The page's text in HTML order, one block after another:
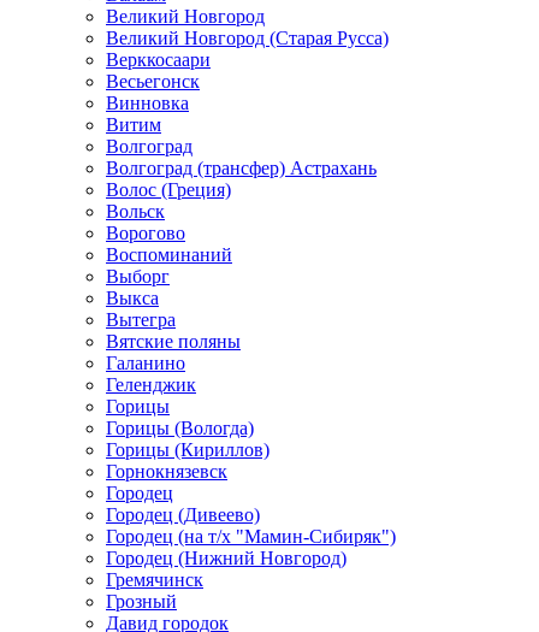
Великий Новгород
Великий Новгород (Старая Русса)
Верккосаари
Весьегонск
Винновка
Витим
Волгоград
Волгоград (трансфер) Астрахань
Волос (Греция)
Вольск
Ворогово
Воспоминаний
Выборг
Выкса
Вытегра
Вятские поляны
Галанино
Геленджик
Горицы
Горицы (Вологда)
Горицы (Кириллов)
Горнокнязевск
Городец
Городец (Дивеево)
Городец (на т/х "Мамин-Сибиряк")
Городец (Нижний Новгород)
Гремячинск
Грозный
Давид городок